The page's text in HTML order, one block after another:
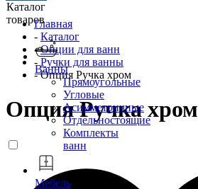
Каталог
товаров
Ванны
Прямоугольные
Угловые
Асимметричные
Отдельностоящие
Комплекты
ванн
Мебель
Главная
- Каталог
-Опции для ванн
- Ручки для ванны
- Опция Ручка хром
Опция Ручка хром